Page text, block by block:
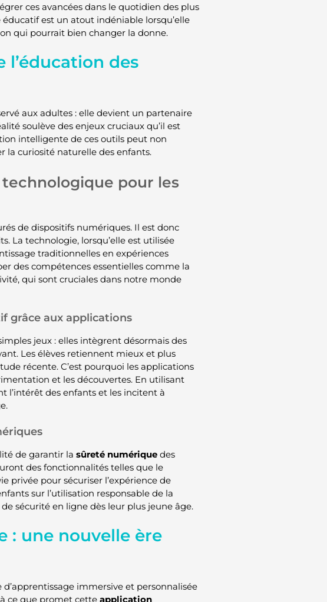
ces avancées dans le quotidien des plus
est un atout indéniable lorsqu’elle
qui pourrait bien changer la donne.
l’éducation des
aux adultes : elle devient un partenaire
soulève des enjeux cruciaux qu’il est
intelligente de ces outils peut non
la curiosité naturelle des enfants.
technologique pour les
de dispositifs numériques. Il est donc
La technologie, lorsqu’elle est utilisée
traditionnelles en expériences
des compétences essentielles comme la
qui sont cruciales dans notre monde
grâce aux applications
jeux : elles intègrent désormais des
Les élèves retiennent mieux et plus
récente. C’est pourquoi les applications
et les découvertes. En utilisant
l’intérêt des enfants et les incitent à
de garantir la sûreté numériquedes
des fonctionnalités telles que le
privée pour sécuriser l’expérience de
sur l’utilisation responsable de la
sécurité en ligne dès leur plus jeune âge.
: une nouvelle ère
immersive et personnalisée
ce que promet cette application